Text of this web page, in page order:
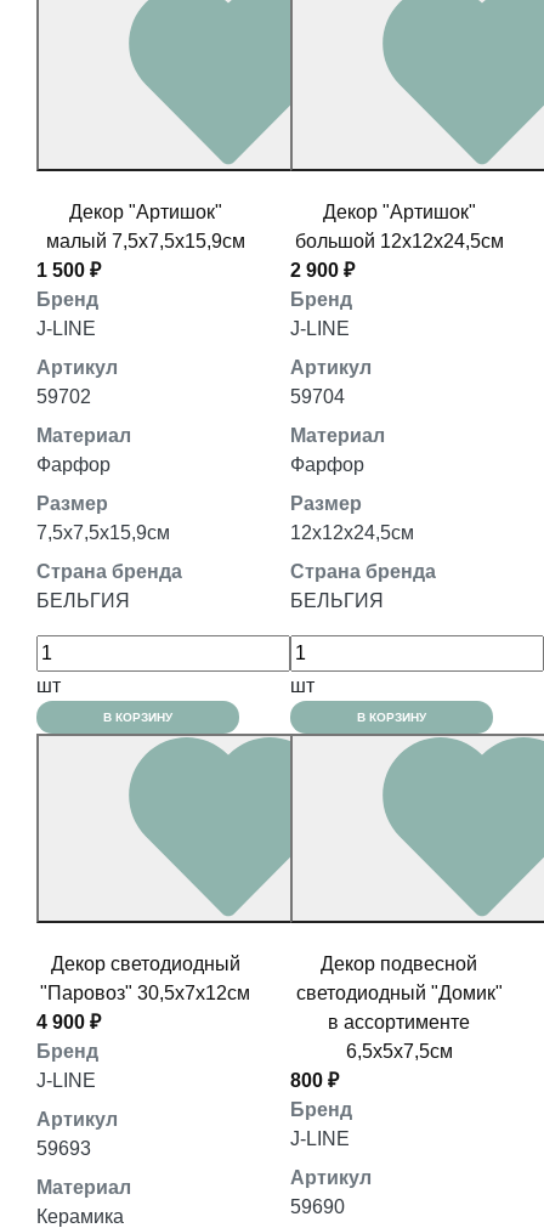
Декор "Артишок"
малый 7,5x7,5x15,9см
1 500 ₽
Бренд
J-LINE
Артикул
59702
Материал
Фарфор
Размер
7,5x7,5x15,9см
Страна бренда
БЕЛЬГИЯ
шт
В КОРЗИНУ
Декор "Артишок"
большой 12x12x24,5см
2 900 ₽
Бренд
J-LINE
Артикул
59704
Материал
Фарфор
Размер
12x12x24,5см
Страна бренда
БЕЛЬГИЯ
шт
В КОРЗИНУ
Декор светодиодный
"Паровоз" 30,5x7x12см
4 900 ₽
Бренд
J-LINE
Артикул
59693
Материал
Керамика
Декор подвесной
светодиодный "Домик"
в ассортименте
6,5x5x7,5см
800 ₽
Бренд
J-LINE
Артикул
59690